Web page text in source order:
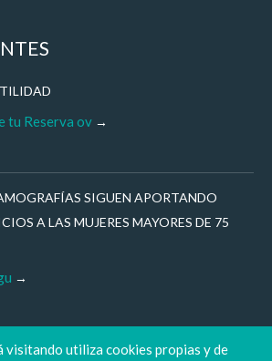
tu Reserva ov
SIGUEN APORTANDO
A LAS MUJERES MAYORES DE 75
visitando utiliza cookies propias y de